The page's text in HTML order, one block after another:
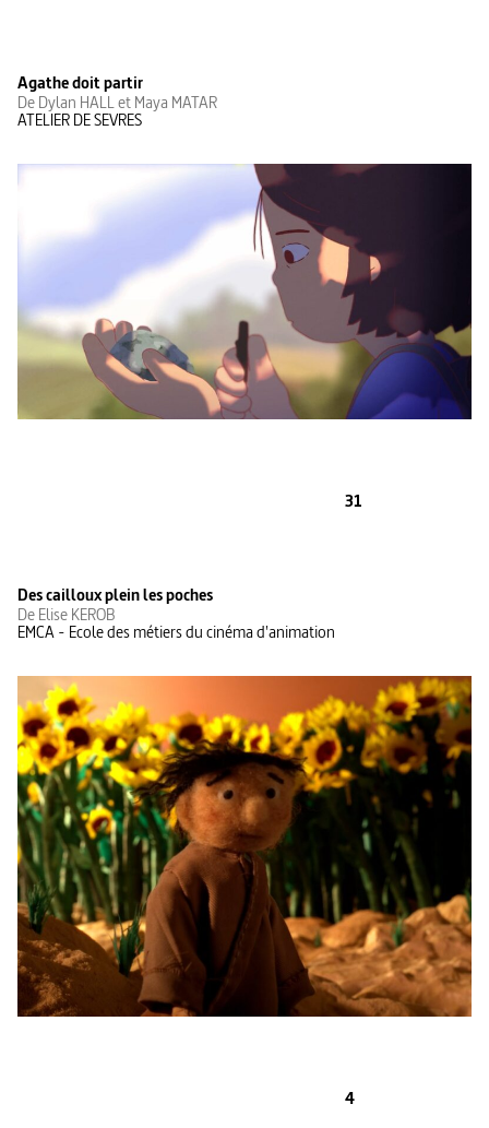
Agathe doit partir
De Dylan HALL et Maya MATAR
ATELIER DE SEVRES
31
Des cailloux plein les poches
De Elise KEROB
EMCA - Ecole des métiers du cinéma d'animation
4